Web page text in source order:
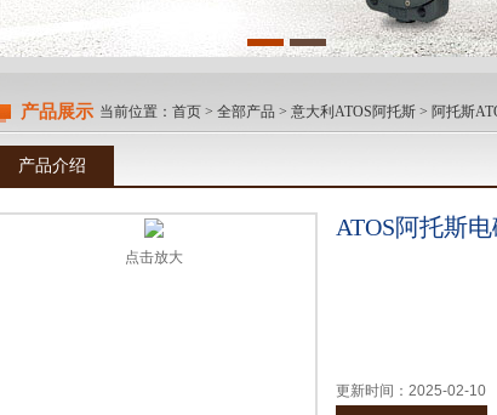
产品展示 当前位置： 首页 > 全部产品 > 意大利ATOS阿托斯 > 阿托斯
产品介绍
点击放大
ATOS阿托斯
更新时间： 2025-02-10